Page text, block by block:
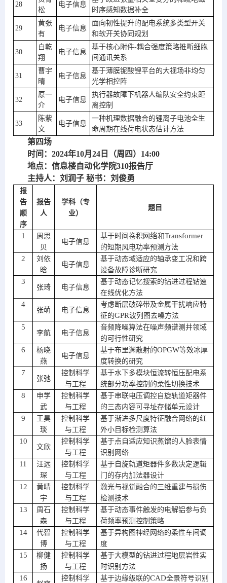
28
松
电子信息
时序感知数据补全
29
黄张
有
电子信息
面向韧性提升的配电系统多类型开关
和软开关协同规划
30
白乾
翔
电子信息
基于核心附件-耦合强度策略推断细胞
间通讯关系
31
曹宇
晴
电子信息
基于薄膜铌酸锂平台的大视场非均匀
光学相控阵
32
原一
介
电子信息
执行器故障下机器人编队安全约束距
离控制
33
陈紫
文
电子信息
一种机理数据融合的锂离子电池全生
命周期在线荷电状态估计方法
第四场
时间：2024年10月24日（周四）14:00
地点：信息楼自动化学院310报告厅
主持人：刘润子 秘书：刘俊勇
报
告
顺
序
报告
人
学科（专
业）
题目
1
周思
贝
电子信息
基于时间卷积网络和Transformer
的短期风电功率预测方法
2
刘依
晗
电子信息
基于动态域适应的轴承变工况和跨
设备故障诊断研究
3
张琦 电子信息
基于动态记忆搜索的钻进过程钻速
在线优化方法
4
张萌 电子信息
考虑断层破碎带及金属干扰响应特
征的GPR波列图去噪方法
5
李航 电子信息
音频降噪算法在噪声频谱测井领域
的可行性研究
6
杨晓
燕
电子信息
基于布里渊散射的OPGW等效冰厚
度转换的研究
7
张弛
控制科学
与工程
基于水下多模块恒流转恒压配电系
统部分功率控制的柔性切换技术
8
申学
武
控制科学
与工程
基于串联电压调控自旋轨道矩器件
的三态内容可寻址存储单元设计
9
王昊
琰
控制科学
与工程
基于渐进多尺度特征融合网络的红
外小目标检测算法
10
文欣
控制科学
与工程
基于点自适应知识蒸馏的人脸表情
识别网络
11
汪远
琛
控制科学
与工程
基于自旋轨道矩器件多数决定逻辑
门的存内加法器设计
12
黄晴
宇
控制科学
与工程
激光与视觉融合的三维重建与损伤
检测技术
13
周石
森
控制科学
与工程
基于动态事件触发的电解铝参与负
荷频率预测控制策略
14
代智
博
控制科学
与工程
基于异构图神经网络的柔性车间调
度
15
柳健
扬
控制科学
与工程
基于大模型的钻进过程地层岩性实
时识别方法
16
控制科学
基于边缘级联的CAD全景符号识别